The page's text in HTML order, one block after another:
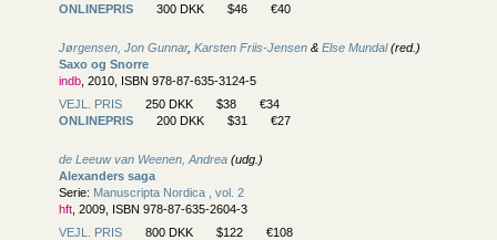
ONLINEPRIS
300 DKK $46 €40
Jørgensen, Jon Gunnar, Karsten Friis-Jensen & Else Mundal(red.)
Saxo og Snorre
indb , 2010, ISBN 978-87-635-3124-5
VEJL. PRIS
250 DKK $38
€34
ONLINEPRIS
200 DKK $31 €27
de Leeuw van Weenen, Andrea (udg.)
Alexanders saga
Serie: Manuscripta Nordica , vol. 2
hft , 2009, ISBN 978-87-635-2604-3
VEJL. PRIS
800 DKK $122
€108